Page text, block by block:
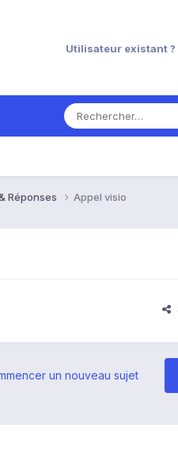
Utilisateur existant ?
Réponses Appel visio
un nouveau sujet